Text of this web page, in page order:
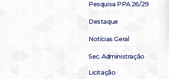
Pesquisa PPA 26/29
Destaque
Notícias Geral
Sec. Administração
Licitação